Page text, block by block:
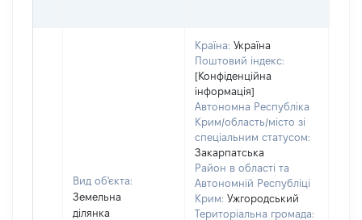
Вид об'єкта:
Земельна
ділянка
Країна: Україна
Поштовий індекс:
[Конфіденційна
інформація]
Автономна Республіка
Крим/область/місто зі
спеціальним статусом:
Закарпатська
Район в області та
Автономній Республіці
Крим: Ужгородський
Територіальна громада: